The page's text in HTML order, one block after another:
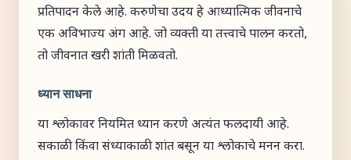
प्रतिपादन केले आहे. करुणेचा उदय हे आध्यात्मिक जीवनाचे
एक अविभाज्य अंग आहे. जो व्यक्ती या तत्त्वाचे पालन करतो,
तो जीवनात खरी शांती मिळवतो.
ध्यान साधना
या श्लोकावर नियमित ध्यान करणे अत्यंत फलदायी आहे.
सकाळी किंवा संध्याकाळी शांत बसून या श्लोकाचे मनन करा.